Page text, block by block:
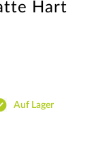
Hart
Auf Lager